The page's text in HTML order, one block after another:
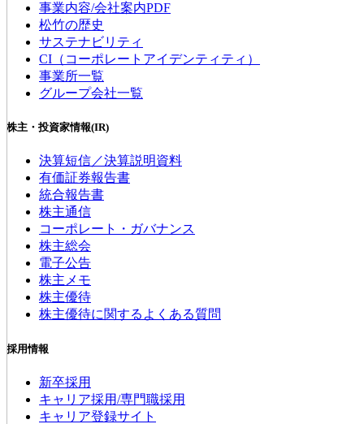
事業内容/会社案内PDF
松竹の歴史
サステナビリティ
CI（コーポレートアイデンティティ）
事業所一覧
グループ会社一覧
株主・投資家情報(IR)
決算短信／決算説明資料
有価証券報告書
統合報告書
株主通信
コーポレート・ガバナンス
株主総会
電子公告
株主メモ
株主優待
株主優待に関するよくある質問
採用情報
新卒採用
キャリア採用/専門職採用
キャリア登録サイト